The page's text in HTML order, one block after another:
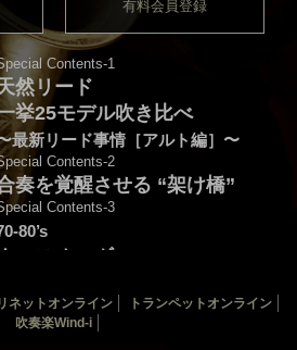
有料会員登録
Contents-1
然リード
挙25モデル吹き比べ
最新リード事情［アルト編］〜
Contents-2
奏を覚醒させる “架け橋”
Contents-3
80’s
クロスオーヴァー・
音源連動：演奏＆解説by後藤天太
カバー：渡辺貞夫
ネットオンライン
トランペットオンライン
吹奏楽Wind-i